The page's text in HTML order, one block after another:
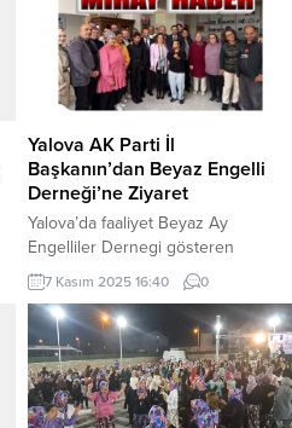
gerektiğine vurgu yaptı. Bir siber
güvenlik yazılımı çoğu kötü amaçlı
dosyayı tespit edebilir. Bu nedenle,
tehdit aktörleri tespit edilmemek
için sürekli olarak farklı yollar
ararlar. Bu...
Yalova AK Parti İl
Başkanın’dan Beyaz Engelli
Derneği’ne Ziyaret
Yalova’da faaliyet Beyaz Ay
Engelliler Dernegi gösteren
Başkanı Fatih Olgun sosyal
projeler ve engelli bireylerin yaşam
kalitesini artırmak amacıyla
yürüttüğü çalışmalar kapsamında
AK Parti Yalova İl Başkanı Umut
Gülçlü Derneği, Beyaz Ay Fatih
Olgun’ı makamında ziyaret etti.
7 Kasım 2025 16:40 0